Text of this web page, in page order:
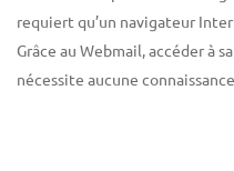
requiert qu’un navigateur
Grâce au Webmail, accéder à
nécessite aucune